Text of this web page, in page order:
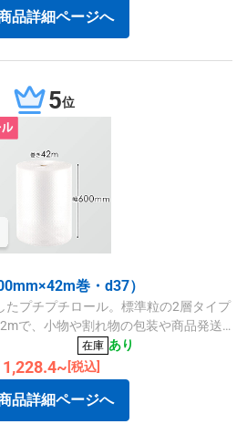
品詳細ページへ
5位
巻・d37）
たプチプチロール。標準粒の2層タイプ
で、小物や割れ物の包装や商品発送
在庫 あり
1,228.4~ [税込]
品詳細ページへ